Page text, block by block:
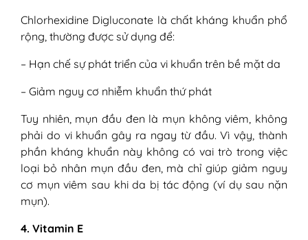
Chlorhexidine Digluconate là chất kháng khuẩn phổ
rộng, thường được sử dụng để:
– Hạn chế sự phát triển của vi khuẩn trên bề mặt da
– Giảm nguy cơ nhiễm khuẩn thứ phát
Tuy nhiên, mụn đầu đen là mụn không viêm, không
phải do vi khuẩn gây ra ngay từ đầu. Vì vậy, thành
phần kháng khuẩn này không có vai trò trong việc
loại bỏ nhân mụn đầu đen, mà chỉ giúp giảm nguy
cơ mụn viêm sau khi da bị tác động (ví dụ sau nặn
mụn).
4. Vitamin E